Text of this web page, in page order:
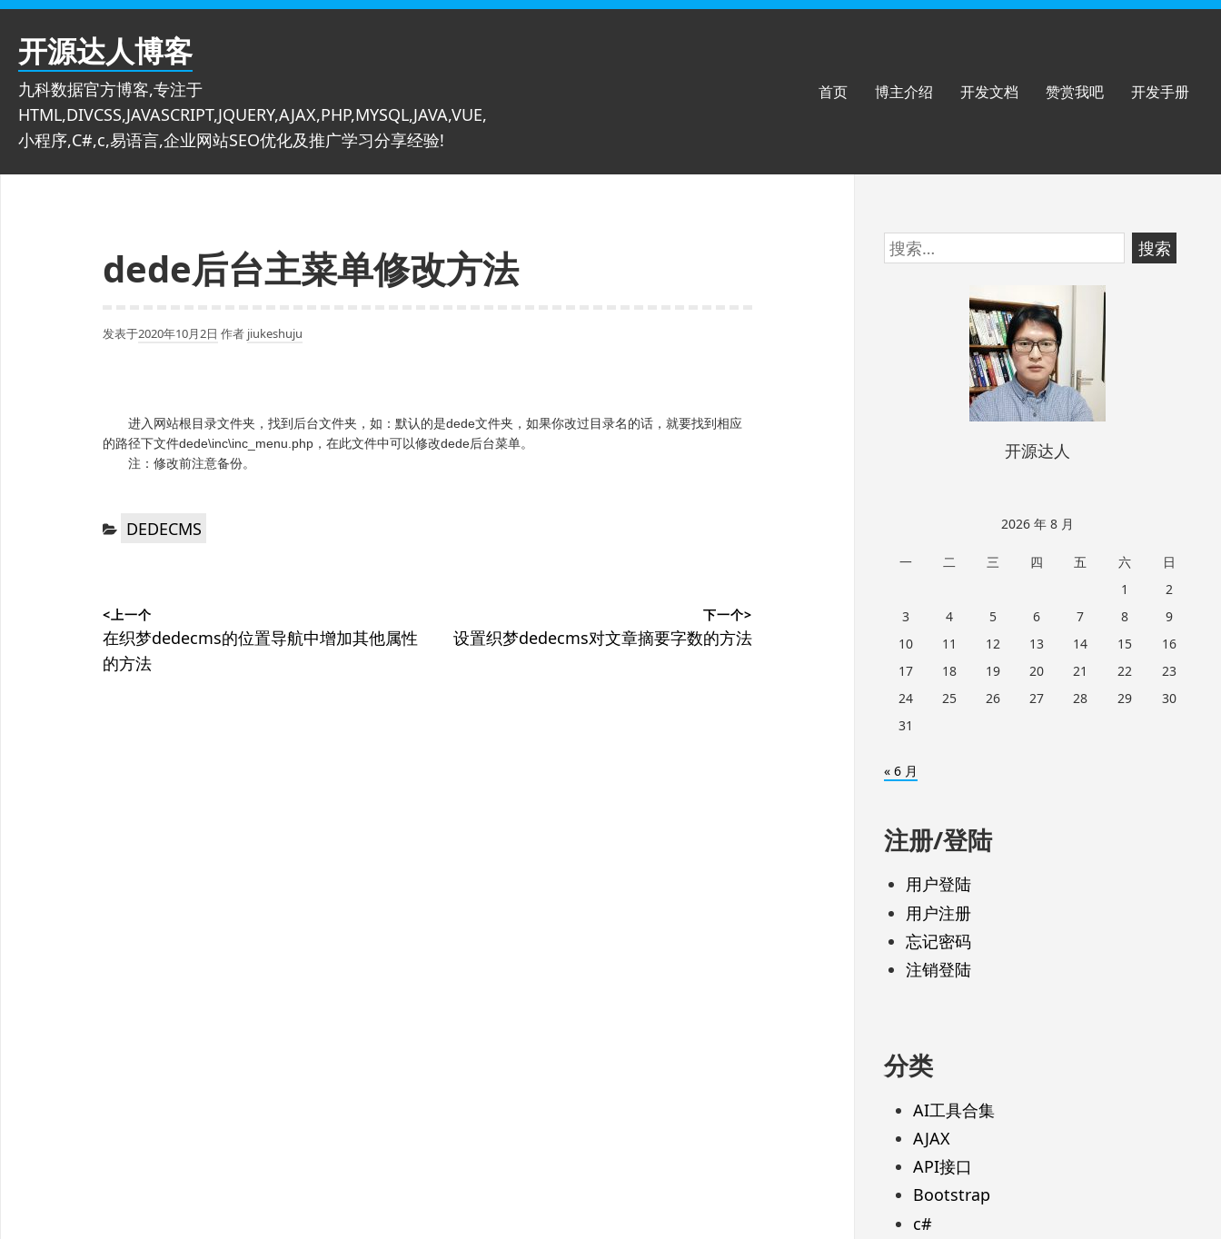
跳
开源达人博客
九科数据官方博客,专注于
HTML,DIVCSS,JAVASCRIPT,JQUERY,AJAX,PHP,MYSQL,JAVA,VUE,
小程序,C#,c,易语言,企业网站SEO优化及推广学习分享经验!
首页 博主介绍 开发文档 赞赏我吧 开发手册
dede后台主菜单修改方法
发表于2020年10月2日 作者 jiukeshuju
进入网站根目录文件夹，找到后台文件夹，如：默认的是dede文件夹，如果你改过目录名的话，就要找到相应
的路径下文件dede\inc\inc_menu.php，在此文件中可以修改dede后台菜单。
注：修改前注意备份。
分 DEDECMS
章
导
<上一个
上
篇
在织梦dedecms的位置导航中增加其他属性
的方法
下一个>
下
设置织梦dedecms对文章摘要字数的方法
跳
至
搜
索：
开源达人
2026 年 8 月
一 二 三 四 五 六
日
1
2
3
4 5 6 7 8
9
10
11 12 13 14 15
16
17
18 19 20 21 22
23
24
25 26 27 28 29
30
31
« 6 月
注册/登陆
用户登陆
用户注册
忘记密码
注销登陆
分类
AI工具合集
AJAX
API接口
Bootstrap
c#